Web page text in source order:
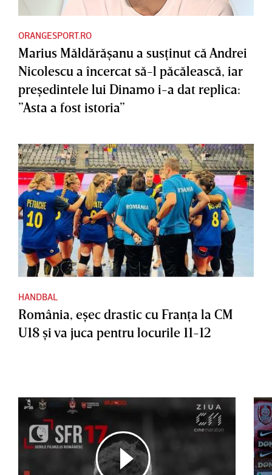
ORANGESPORT.RO
Marius Măldărăşanu a susţinut că Andrei
Nicolescu a încercat să-l păcălească, iar
preşedintele lui Dinamo i-a dat replica:
”Asta a fost istoria”
HANDBAL
România, eşec drastic cu Franţa la CM
U18 şi va juca pentru locurile 11-12